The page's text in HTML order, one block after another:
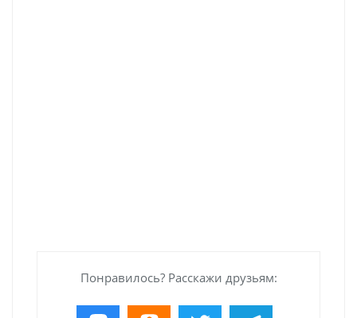
Понравилось? Расскажи друзьям: